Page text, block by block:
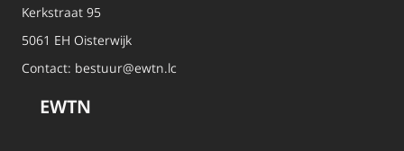
Kerkstraat 95
5061 EH Oisterwijk
Contact: bestuur@ewtn.lc
EWTN